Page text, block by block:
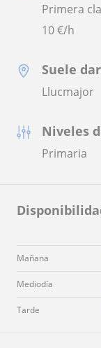
Primera
10€/h
Suele
Llucmajor
Niveles
Primaria
Mañana
Mediodía
Tarde